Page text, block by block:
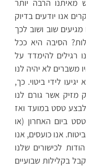
מאיתנו הרבה יותר
אנו יודעים בדיוק
שוב ושוב לכך
הסיבה היא ככל
רגילים להימדד על
משברים לא יהיה לנו
לידי ביטוי. כך,
אשר גורם לנו
טסט במועד ואז
ביום האחרון (או
אנו כועסים, אנו
לכישורים שלנו
בקלילות שבועיים